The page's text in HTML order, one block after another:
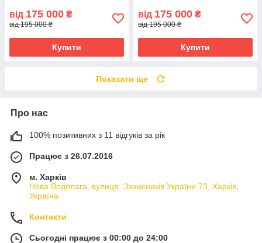
від 175 000 ₴
від 195 000 ₴
Купити
від 175 000 ₴
від 195 000 ₴
Купити
Показати ще
Про нас
100% позитивних з 11 відгуків за рік
Працює з 26.07.2016
м. Харків
Нова Водолага, вулиця, Захисників України 73, Харків,
Україна
Контакти
Сьогодні працює з 00:00 до 24:00